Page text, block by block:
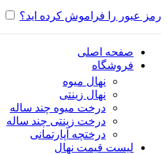
رمز عبور را فراموش کرده اید؟
صفحه اصلی
فروشگاه
نهال میوه
نهال زینتی
درخت میوه چند ساله
درخت زینتی چند ساله
درختچه آپارتمانی
لیست قیمت نهال